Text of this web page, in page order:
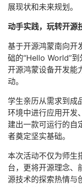
展现状和未来规划。
动手实践，玩转开源
基于开源鸿蒙南向开
础的“Hello World”
开源鸿蒙设备开发能
动。
学生亲历从需求到成
环境中进行应用开发
建出一款可运行的自
者奠定坚实基础。
本次活动不仅为师生
台，更将开源理念、
源技术的探索热情与